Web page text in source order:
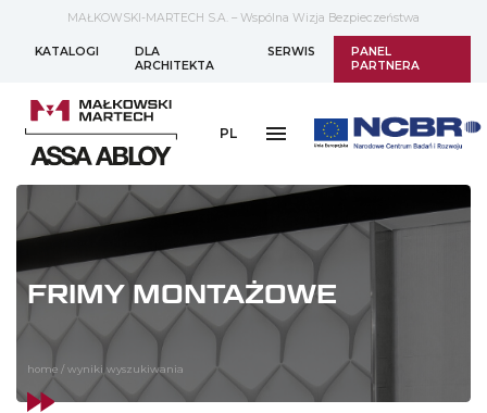
MAŁKOWSKI-MARTECH S.A. – Wspólna Wizja Bezpieczeństwa
KATALOGI
DLA
ARCHITEKTA
SERWIS
PANEL
PARTNERA
PL
FRIMY MONTAŻOWE
home / wyniki wyszukiwania